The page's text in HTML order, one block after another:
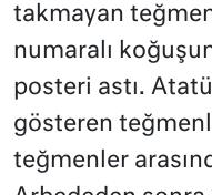
takmayan
numaralı
posteri astı.
gösteren
teğmenler